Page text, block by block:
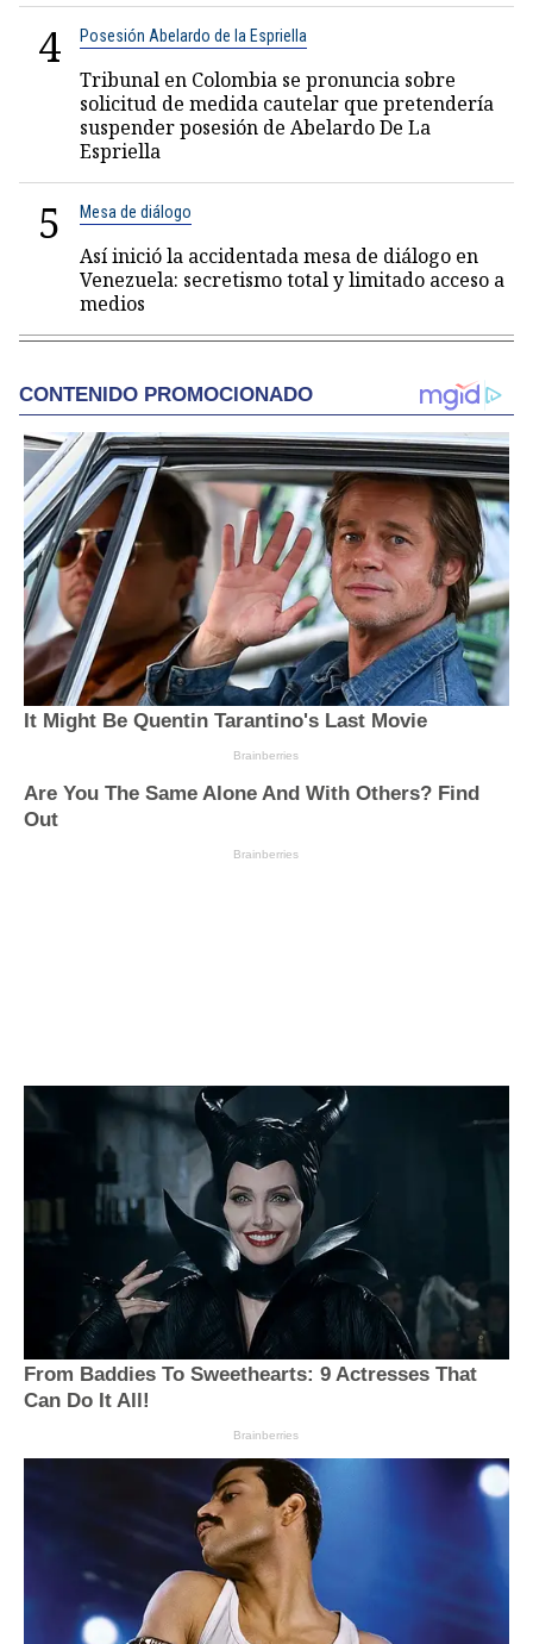
4 Posesión Abelardo de la Espriella
Tribunal en Colombia se pronuncia sobre
solicitud de medida cautelar que pretendería
suspender posesión de Abelardo De La
Espriella
5 Mesa de diálogo
Así inició la accidentada mesa de diálogo en
Venezuela: secretismo total y limitado acceso a
medios